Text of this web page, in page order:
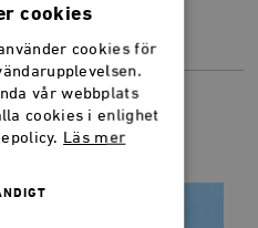
cookies
cookies för
vår webbplats
cookies i enlighet
Läs mer